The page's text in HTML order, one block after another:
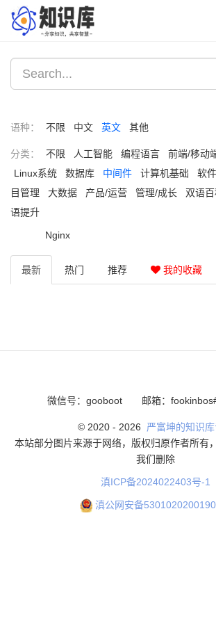
语种： 不限 中文 英文 其他
分类： 不限 人工智能 编程语言 前端/移动
Linux系统
数据库 中间件 计算机基础 软
目管理
大数据 产品/运营 管理/成长 双语
语提升
Nginx
最新 热门 推荐 我的收藏
微信号：gooboot 邮箱：
© 2020 - 2026
严富坤的知识
本站部分图片来源于网络，版权归原作者所有
我们删除
滇ICP备2024022403号-1
滇公网安备